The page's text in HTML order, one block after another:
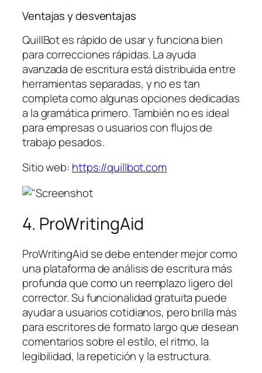
Ventajas y desventajas
QuillBot es rápido de usar y funciona bien
para correcciones rápidas. La ayuda
avanzada de escritura está distribuida entre
herramientas separadas, y no es tan
completa como algunas opciones dedicadas
a la gramática primero. También no es ideal
para empresas o usuarios con flujos de
trabajo pesados.
Sitio web: https://quillbot.com
4. ProWritingAid
ProWritingAid se debe entender mejor como
una plataforma de análisis de escritura más
profunda que como un reemplazo ligero del
corrector. Su funcionalidad gratuita puede
ayudar a usuarios cotidianos, pero brilla más
para escritores de formato largo que desean
comentarios sobre el estilo, el ritmo, la
legibilidad, la repetición y la estructura.